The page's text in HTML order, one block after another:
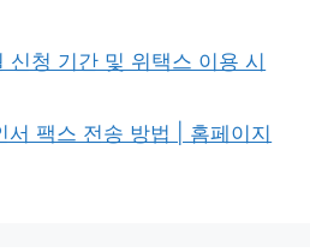
신청 기간 및 위택스 이용 시
서 팩스 전송 방법 | 홈페이지